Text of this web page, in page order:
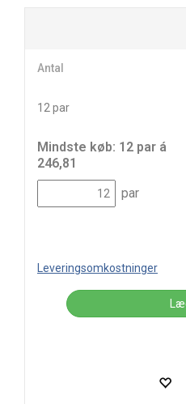
Antal
12 par
Mindste køb: 12 par á
246,81
par
Leveringsomkostninger